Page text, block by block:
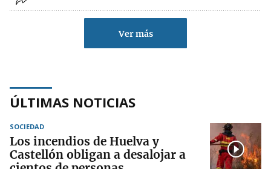
Ver más
ÚLTIMAS NOTICIAS
SOCIEDAD
Los incendios de Huelva y
Castellón obligan a desalojar a